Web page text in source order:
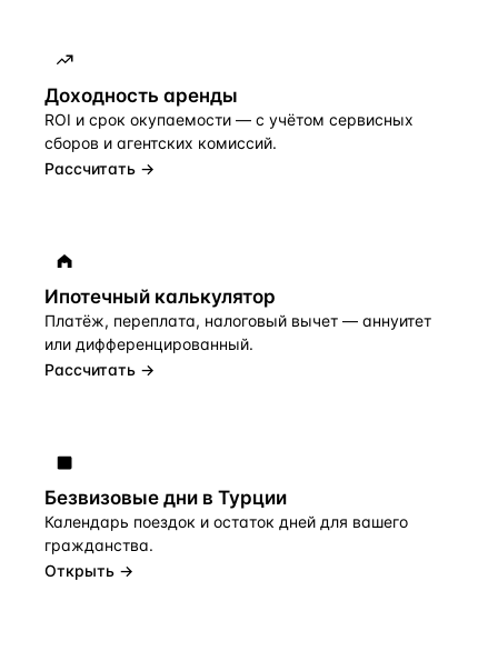
Доходность аренды
ROI и срок окупаемости — с учётом сервисных
сборов и агентских комиссий.
Рассчитать →
Ипотечный калькулятор
Платёж, переплата, налоговый вычет — аннуитет
или дифференцированный.
Рассчитать →
Безвизовые дни в Турции
Календарь поездок и остаток дней для вашего
гражданства.
Открыть →